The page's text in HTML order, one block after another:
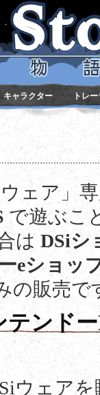
キャラクター トレ
ェア」
で遊ぶこ
は DSiシ
eショッ
の販売で
テンド
ウェア